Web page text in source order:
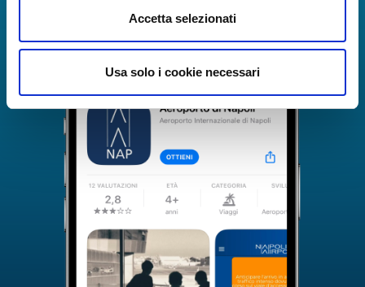
Accetta selezionati
Usa solo i cookie necessari